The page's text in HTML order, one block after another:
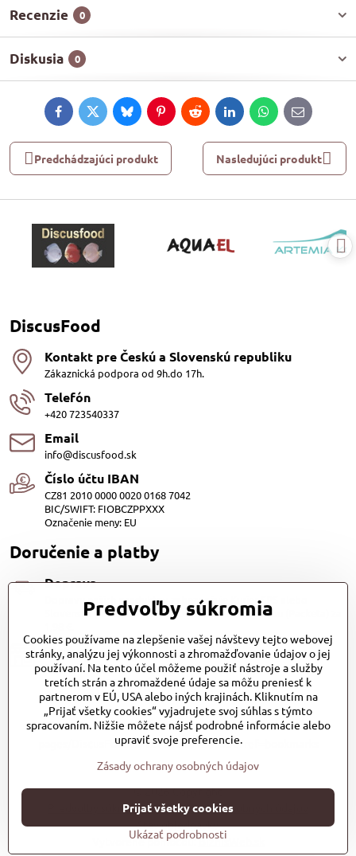
Recenzie 0
Diskusia 0
FacebookTwitterBlueskyPinterestRedditLinkedInWhatsApp
E-
mail
Predchádzajúci produkt Nasledujúci produkt
DiscusFood
Kontakt pre Českú a Slovenskú republiku
Zákaznická podpora od 9h.do 17h.
Telefón
+420 723540337
Email
info@discusfood.sk
Číslo účtu IBAN
CZ81 2010 0000 0020 0168 7042
BIC/SWIFT: FIOBCZPPXXX
Označenie meny: EU
Doručenie a platby
Doprava
Dopravu našich produktov zabezpečuje Kurier SPS alebo
Slovenská pošta, cena 3,98 EUR. Alebo Zasilkovňou (Packeta) za
Platby
Dobierkou (1.20EUR)
Bankovým prevodom (zadarmo) QR kod
Platobnou bránou PayPal (zadarmo)
pages/DiscusFoodsk/127283484286336?ref=bookmarks
©2026Copyright
Predvoľby súkromiaZásady ochrany osobných údajov
Stav objednávky
Vytvorené pomocou:BiznisWeb.sk
Predvoľby súkromia
Cookies používame na zlepšenie vašej návštevy tejto webovej
stránky, analýzu jej výkonnosti a zhromažďovanie údajov o jej
používaní. Na tento účel môžeme použiť nástroje a služby
tretích strán a zhromaždené údaje sa môžu preniesť k
partnerom v EÚ, USA alebo iných krajinách. Kliknutím na
„Prijať všetky cookies“ vyjadrujete svoj súhlas s týmto
spracovaním. Nižšie môžete nájsť podrobné informácie alebo
upraviť svoje preferencie.
Zásady ochrany osobných údajov
Ukázať podrobnosti
Prijať všetky cookies